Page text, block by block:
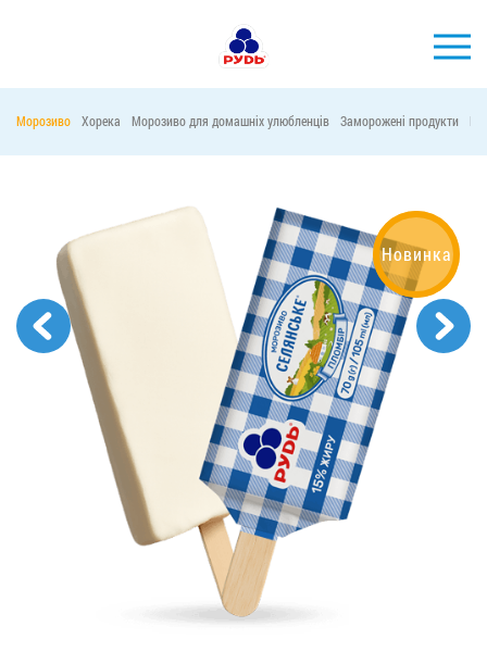
КОМПАНІЯ
СПОЖИВАЧАМ
АКЦІЇ
ПРЕС-ЦЕНТР
ХОРЕКА
Тендерні закупівлі
Контакти
Вакансії
ЗАМОВИТИ ПРОДУКЦІЮ «РУДЬ»:
Морозиво Хорека Морозиво для домашніх улюбленців Заморожені продукти
Новинка